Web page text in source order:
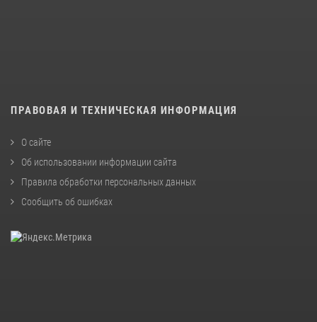
ПРАВОВАЯ И ТЕХНИЧЕСКАЯ ИНФОРМАЦИЯ
О сайте
Об использовании информации сайта
Правила обработки персональных данных
Сообщить об ошибках